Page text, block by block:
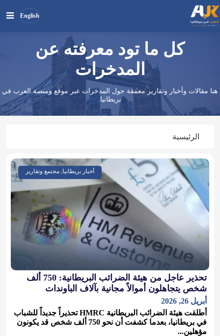
English
بحث
كل ما تود معرفته عن
المدخرات
هنا مقالات وأخبار وتقارير معمقة حول المدخرات عبر موقع ومنصة العرب في
بريطانيا.
الرئيسية
أخبار بريطانيا, مجتمع وتقارير
تحذير عاجل من هيئة الضرائب البريطانية: 750 ألف
شخص يتجاهلون أموالاً مجانية بآلاف الباوندات
أبريل 26, 2026
أطلقت هيئة الضرائب البريطانية HMRC تحذيراً جديداً للشباب
في بريطانيا، بعدما كشفت أن نحو 750 ألف شخص قد يكونون
مؤهلين...